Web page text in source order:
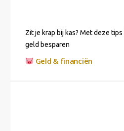
Zit je krap bij kas? Met deze
geld besparen
Geld & financiën